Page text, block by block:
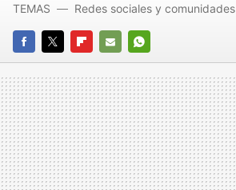
FACEBOOK
TWITTERFLIPBOARD
E-
MAIL
WHATSAPP
TEMAS Redes sociales y comunidades